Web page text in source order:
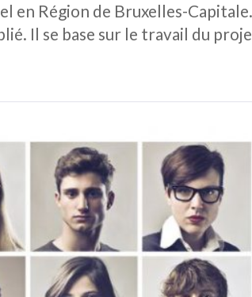
en Région de Bruxelles-
Il se base sur le travail du